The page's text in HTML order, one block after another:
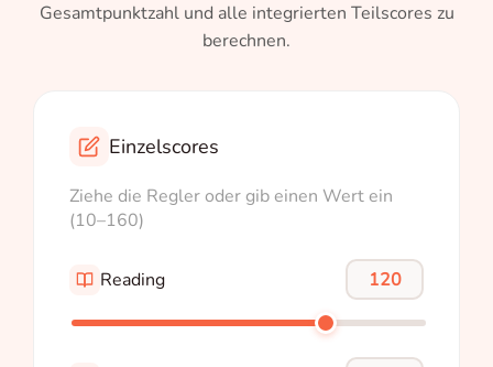
Gesamtpunktzahl und alle integrierten Teilscores zu
berechnen.
Einzelscores
Ziehe die Regler oder gib einen Wert ein
(10–160)
Reading